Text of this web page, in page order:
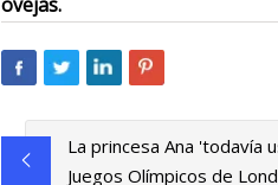
La princesa Ana 'todavía
Juegos Olímpicos de